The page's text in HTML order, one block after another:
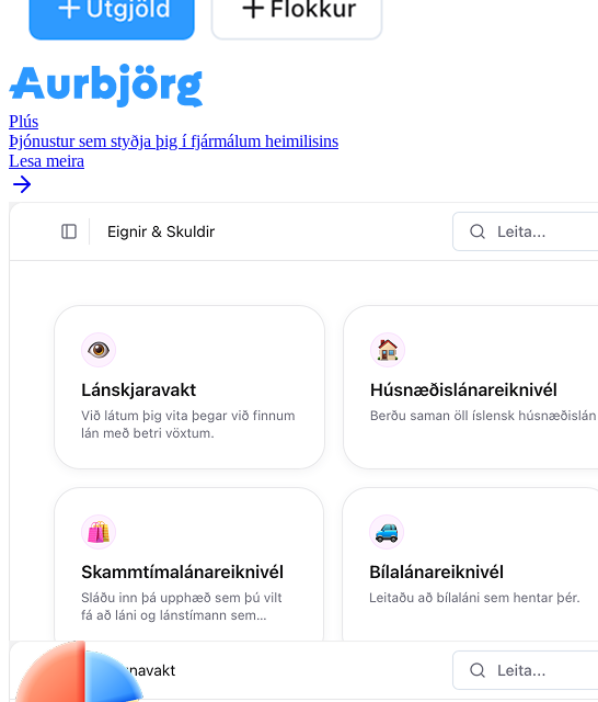
Plús
Þjónustur sem styðja þig í fjármálum heimilisins
Lesa meira